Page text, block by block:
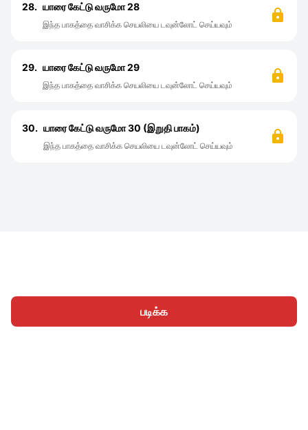
படிக்க
28. யாரை கேட்டு வருமோ 28
இந்த பாகத்தை வாசிக்க செயலியை டவுன்லோட் செய்யவும்
29. யாரை கேட்டு வருமோ 29
இந்த பாகத்தை வாசிக்க செயலியை டவுன்லோட் செய்யவும்
30. யாரை கேட்டு வருமோ 30 (இறுதி பாகம்)
இந்த பாகத்தை வாசிக்க செயலியை டவுன்லோட் செய்யவும்
முகப்பு வகைகள் எழுத கட்டுரைகள் உள்நுழைக